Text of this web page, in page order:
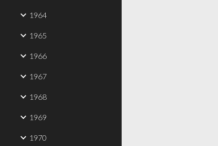
1964
1965
1966
1967
1968
1969
1970